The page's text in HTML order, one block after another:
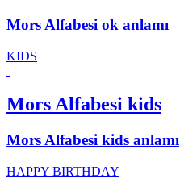
Mors Alfabesi ok anlamı
KIDS
Mors Alfabesi kids
Mors Alfabesi kids anlamı
HAPPY BIRTHDAY